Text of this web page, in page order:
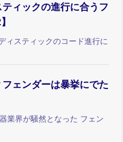
ィックの進行に合うフ
ィスティックのコード進行に
ェンダーは暴挙にでた
業界が騒然となった フェン